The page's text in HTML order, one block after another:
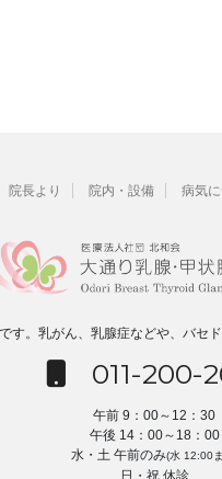
院長より 院内・設備 病気
。乳がん、乳腺症などや、バセ
011-200-
午前 9：00～12：30
午後 14：00～18：00
水・土 午前のみ(水 12:00
日・祝 休診